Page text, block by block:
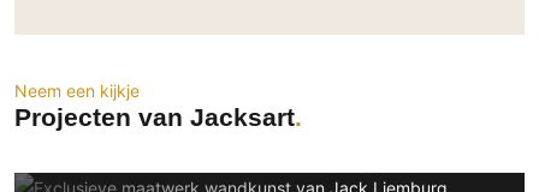
Aannemers Interieur
Akoestiek
Neem een kijkje
Projecten van Jacksart